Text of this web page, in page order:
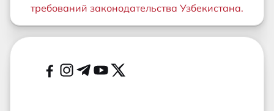
требований законодательства Узбекистана.
Дополнительные ссылки
Социальные сети